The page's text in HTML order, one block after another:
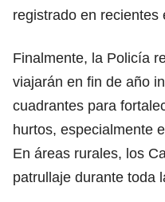
registrado en recientes
Finalmente, la Policía
viajarán en fin de año
cuadrantes para
hurtos, especialmente
En áreas rurales, los
patrullaje durante toda